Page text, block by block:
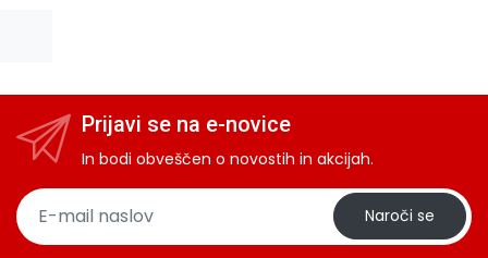
Prijavi se na e-novice
In bodi obveščen o novostih in akcijah.
Naroči se